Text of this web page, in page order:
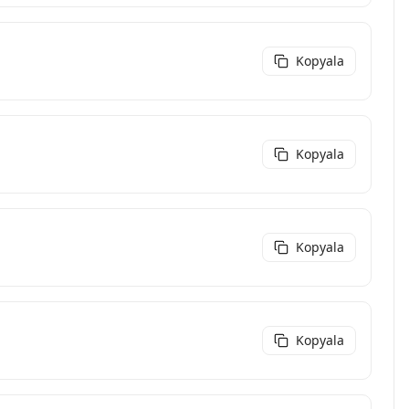
Kopyala
Kopyala
Kopyala
Kopyala